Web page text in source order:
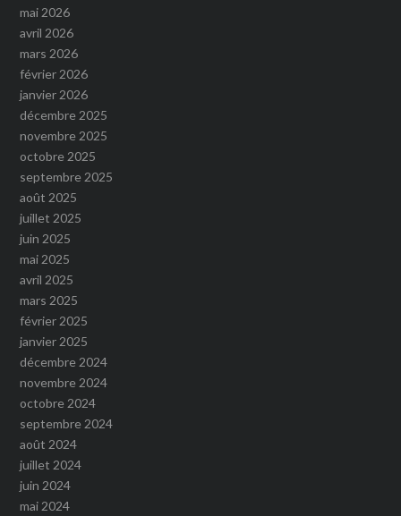
mai 2026
avril 2026
mars 2026
février 2026
janvier 2026
décembre 2025
novembre 2025
octobre 2025
septembre 2025
août 2025
juillet 2025
juin 2025
mai 2025
avril 2025
mars 2025
février 2025
janvier 2025
décembre 2024
novembre 2024
octobre 2024
septembre 2024
août 2024
juillet 2024
juin 2024
mai 2024